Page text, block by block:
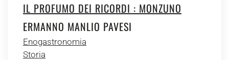
IL PROFUMO DEI RICORDI : MONZUNO
ERMANNO MANLIO PAVESI
Enogastronomia
Storia